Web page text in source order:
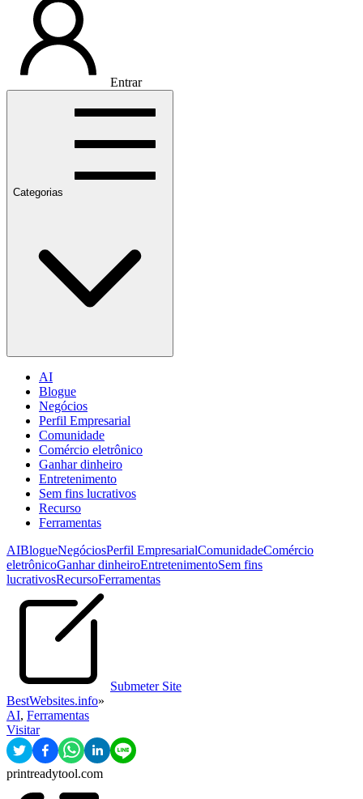
Entrar
Categorias
AI
Blogue
Negócios
Perfil Empresarial
Comunidade
Comércio eletrônico
Ganhar dinheiro
Entretenimento
Sem fins lucrativos
Recurso
Ferramentas
AIBlogueNegóciosPerfil EmpresarialComunidadeComércio
eletrônicoGanhar dinheiroEntretenimentoSem fins
lucrativosRecursoFerramentas
Submeter Site
BestWebsites.info»
AI, Ferramentas
Visitar
printreadytool.com